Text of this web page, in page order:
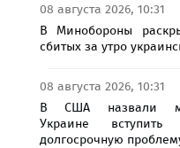
08 августа 2026, 10:31
В Минобороны
сбитых за утро
08 августа 2026, 10:31
В США назвали
Украине
долгосрочную